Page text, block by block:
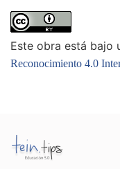
Este obra está bajo
Reconocimiento 4.0